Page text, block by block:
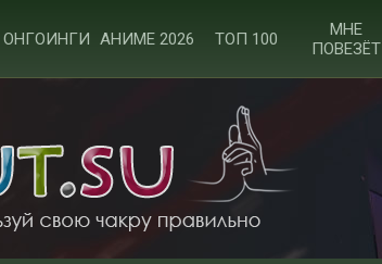
ОНГОИНГИ АНИМЕ 2026 ТОП 100
МНЕ
ПОВЕЗЁТ